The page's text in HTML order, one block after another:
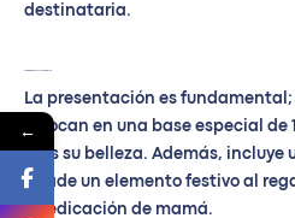
destinataria.
La presentación es fundamental;
colocan en una base especial de
más su belleza. Además, incluye
añade un elemento festivo al
y dedicación de mamá.
←